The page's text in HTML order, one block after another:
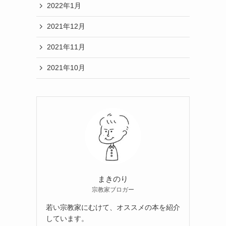
2022年1月
2021年12月
2021年11月
2021年10月
まきのり
宗教家ブロガー
若い宗教家にむけて、オススメの本を紹介
しています。